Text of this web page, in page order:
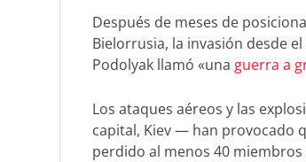
Después de meses de
Bielorrusia, la invasión desde
Podolyak llamó «una guerra a
Los ataques aéreos y las
capital, Kiev — han provocado
perdido al menos 40